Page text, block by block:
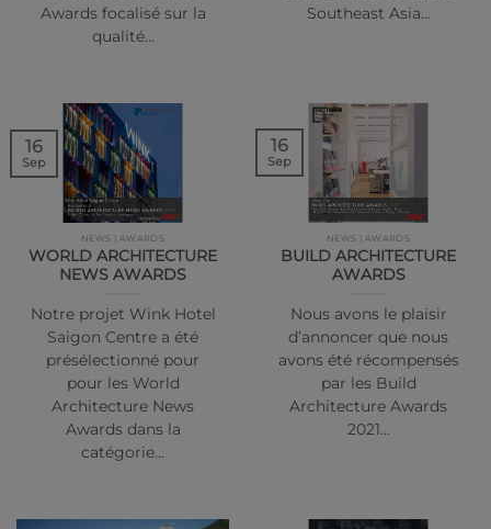
Awards focalisé sur la
qualité…
Southeast Asia…
NEWS | AWARDS
WORLD ARCHITECTURE
NEWS AWARDS
Notre projet Wink Hotel
Saigon Centre a été
présélectionné pour
pour les World
Architecture News
Awards dans la
catégorie…
16
Sep
NEWS | AWARDS
BUILD ARCHITECTURE
AWARDS
Nous avons le plaisir
d’annoncer que nous
avons été récompensés
par les Build
Architecture Awards
2021…
16
Sep